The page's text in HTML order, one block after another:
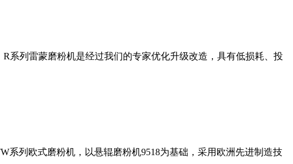
系列雷蒙磨粉机是经过我们的专家优化升级改造，具有低损耗、投
列欧式磨粉机，以悬辊磨粉机9518为基础，采用欧洲先进制造技